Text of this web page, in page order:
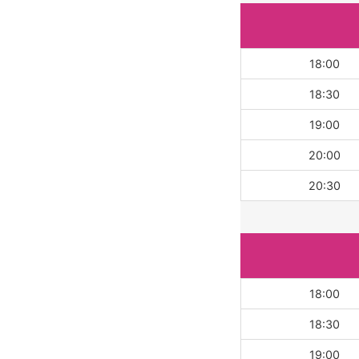
18:00
18:30
19:00
20:00
20:30
18:00
18:30
19:00